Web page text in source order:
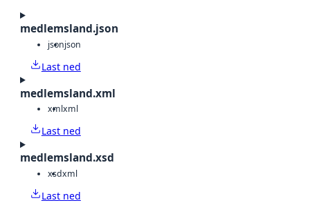
medlemsland.json
jsonjson
Last ned
medlemsland.xml
xmlxml
Last ned
medlemsland.xsd
xsdxml
Last ned